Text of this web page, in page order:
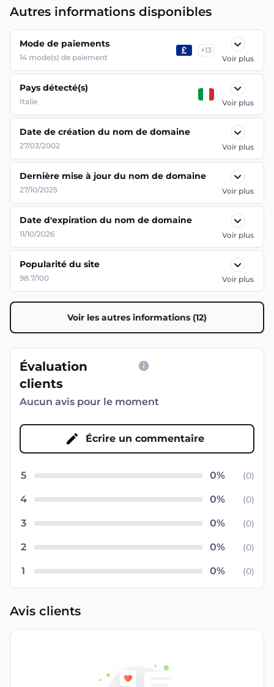
Autres informations disponibles
Mode de paiements
14 mode(s) de paiement
+13
Voir plus
Pays détecté(s)
Italie Voir plus
Date de création du nom de domaine
27/03/2002 Voir plus
Dernière mise à jour du nom de domaine
27/10/2025 Voir plus
Date d'expiration du nom de domaine
11/10/2026 Voir plus
Popularité du site
98.7/100 Voir plus
Voir les autres informations (12)
Évaluation
clients
Aucun avis pour le moment
Écrire un commentaire
5 (0)
4 (0)
3 (0)
2 (0)
1 (0)
Avis clients